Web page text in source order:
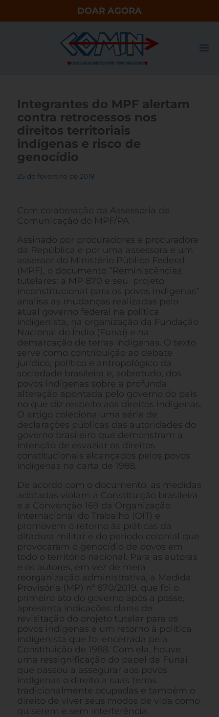
DOAR AGORA
Integrantes do MPF alertam
contra retrocessos nos
direitos territoriais
indígenas e risco de
genocídio
25 de fevereiro de 2019
Com colaboração da Assessoria de
Comunicação do MPF/PA
Assinado por procuradores e procuradora
da República e por uma assessora e um
assessor do Ministério Público Federal
(MPF), o documento “Reminiscências
tutelares: a MP 870 e seu projeto
inconstitucional para os povos indígenas”
analisa as mudanças realizadas pelo
atual governo federal na política
indigenista, na organização da Fundação
Nacional do Índio (Funai) e na
demarcação de terras indígenas. O texto
serve como contribuição ao debate
jurídico, político e antropológico da
sociedade brasileira e, sobretudo, dos
povos indígenas sobre a profunda
alteração apontada pelo governo do país
no que diz respeito aos direitos indígenas.
O artigo coleciona uma série de
declarações públicas das autoridades do
governo brasileiro que demonstram a
intenção de esvaziar os direitos
constitucionais alcançados pelos povos
indígenas na carta de 1988.
De acordo com o documento, as medidas
adotadas violam a Constituição brasileira
e a Convenção 169 da Organização
Internacional do Trabalho (OIT) e
promovem o retorno às práticas da
ditadura militar e do período colonial que
provocaram o genocídio de povos em
todo o território nacional. Para as autoras
e os autores, em vez de mera
reorganização administrativa, a Medida
Provisória (MP) nº 870/2019, que foi o
primeiro ato do governo após a posse,
apresenta indicações claras de
revisitação do projeto tutelar para os
povos indígenas e um retorno à política
indigenista que foi encerrada pela
Constituição de 1988. Com ela, houve
uma ressignificação do papel da Funai
que passou a assegurar aos povos
indígenas o direito a suas terras
tradicionalmente ocupadas e também o
direito de viver seus modos de vida como
quiserem e sem interferência.